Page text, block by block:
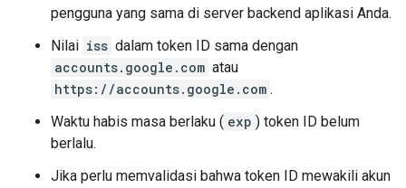
pengguna yang sama di server backend aplikasi Anda.
Nilai iss dalam token ID sama dengan
accounts.google.com atau
https://accounts.google.com .
Waktu habis masa berlaku ( exp ) token ID belum
berlalu.
Jika perlu memvalidasi bahwa token ID mewakili akun